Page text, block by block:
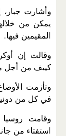
وأشارت
يمكن من
المقيمين فيها.
وقالت إن
كييف من أجل
وتأزمت
في كل من
وقامت
استفتاء من جانب واحد،